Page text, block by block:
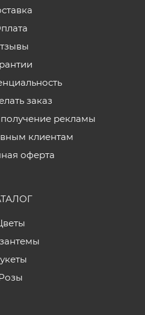
заказ
рекламы
клиентам
оферта